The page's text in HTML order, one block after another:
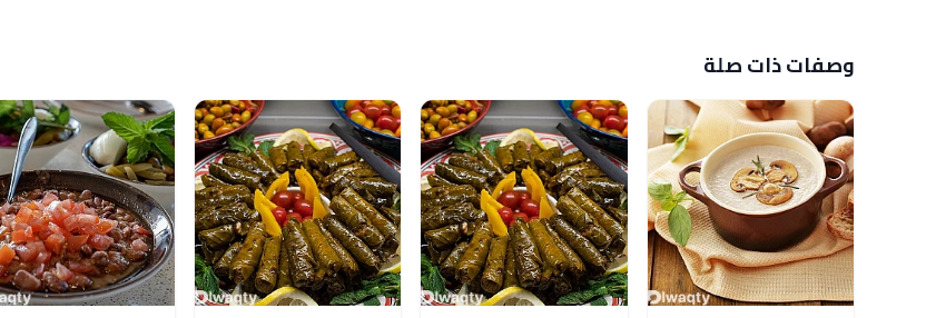
وصفات ذات صلة